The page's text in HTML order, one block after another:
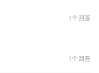
1个回答
1个回答